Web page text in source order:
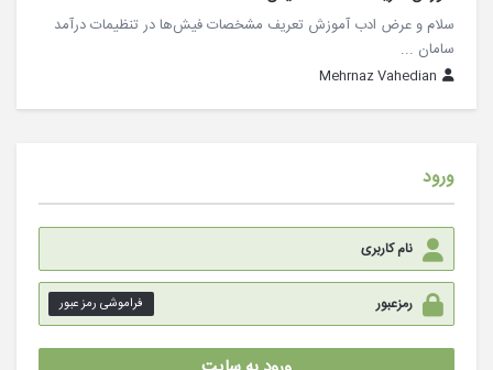
سلام و عرض ادب آموزش تعریف مشخصات فیش‌ها در تنظیمات درآمد
سامان ...
Mehrnaz Vahedian
ورود
فراموشی رمز عبور